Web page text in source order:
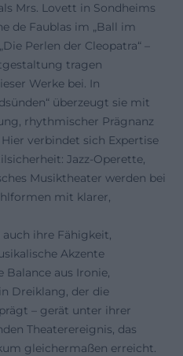
Mrs. Lovett in Sondheims
de Faublas im „Ball im
Perlen der Cleopatra“ –
tragen
Werke bei. In
überzeugt sie mit
rhythmischer Prägnanz
verbindet sich Expertise
Jazz-Operette,
Musiktheater werden bei
mit klarer,
ihre Fähigkeit,
Akzente
Balance aus Ironie,
Dreiklang, der die
– gerät unter ihrer
Theaterereignis, das
gleichermaßen erreicht.